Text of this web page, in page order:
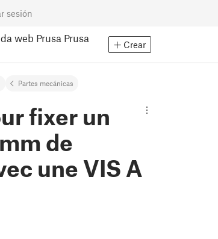
sesión
web Prusa Prusa
Crear
Partes mecánicas
fixer un
de
une VIS A